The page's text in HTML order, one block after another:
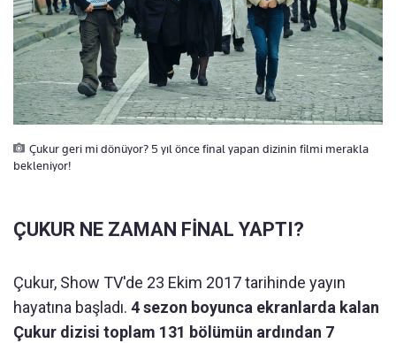
Çukur geri mi dönüyor? 5 yıl önce final yapan dizinin filmi merakla
bekleniyor!
ÇUKUR NE ZAMAN FİNAL YAPTI?
Çukur, Show TV'de 23 Ekim 2017 tarihinde yayın
hayatına başladı. 4 sezon boyunca ekranlarda kalan
Çukur dizisi toplam 131 bölümün ardından 7